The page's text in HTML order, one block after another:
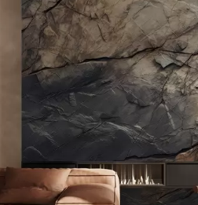
548.33 329.00kr /m²
Premium
665.00 399.00kr /m²
Premium vinyl
650 .00 /m²
Peel and Stick